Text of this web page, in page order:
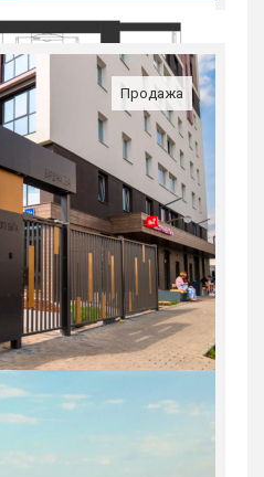
в Юго-Западном мкр
область,
Продажа